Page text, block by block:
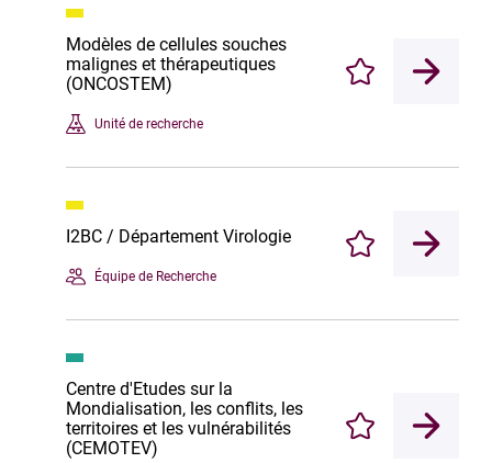
Modèles de cellules souches
malignes et thérapeutiques
(ONCOSTEM)
Unité de recherche
Enregistrer
I2BC / Département Virologie
Équipe de Recherche
Enregistrer
Centre d'Etudes sur la
Mondialisation, les conflits, les
territoires et les vulnérabilités
(CEMOTEV)
Enregistrer